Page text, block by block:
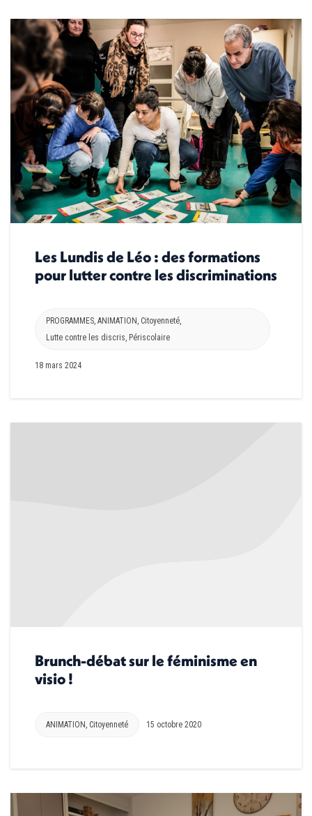
Les Lundis de Léo : des formations
pour lutter contre les discriminations
PROGRAMMES, ANIMATION , Citoyenneté,
Lutte contre les discris, Périscolaire
18 mars 2024
Brunch-débat sur le féminisme en
visio !
ANIMATION Citoyenneté 15 octobre 2020